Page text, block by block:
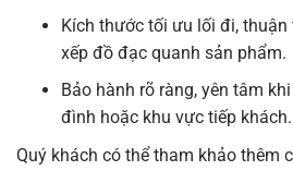
Kích thước tối ưu lối đi, thuận
xếp đồ đạc quanh sản phẩm.
Bảo hành rõ ràng, yên tâm
đình hoặc khu vực tiếp khách.
Quý khách có thể tham khảo thêm